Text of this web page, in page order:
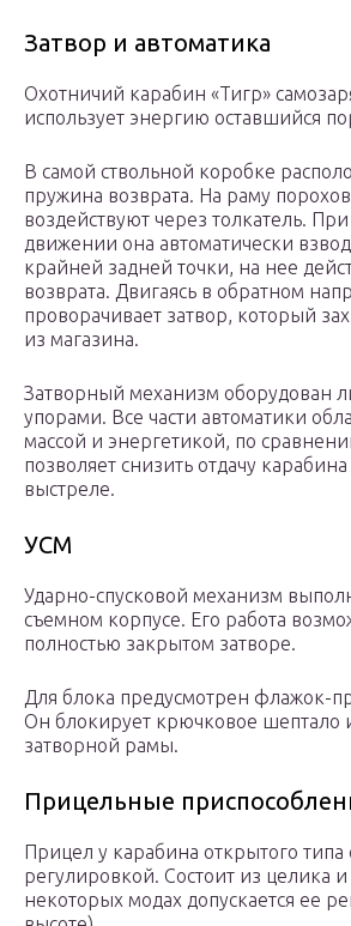
Затвор и автоматика
Охотничий карабин «Тигр»
использует энергию оставшийся
В самой ствольной коробке
пружина возврата. На раму
воздействуют через толкатель.
движении она автоматически
крайней задней точки, на нее
возврата. Двигаясь в обратном
проворачивает затвор, который
из магазина.
Затворный механизм оборудован
упорами. Все части автоматики
массой и энергетикой, по
позволяет снизить отдачу
выстреле.
УСМ
Ударно-спусковой механизм
съемном корпусе. Его работа
полностью закрытом затворе.
Для блока предусмотрен флажок-
Он блокирует крючковое шептало
затворной рамы.
Прицельные
Прицел у карабина открытого типа
регулировкой. Состоит из целика
некоторых модах допускается ее